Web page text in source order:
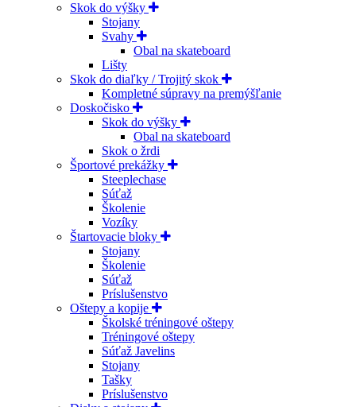
Skok do výšky
Stojany
Svahy
Obal na skateboard
Lišty
Skok do diaľky / Trojitý skok
Kompletné súpravy na premýšľanie
Doskočisko
Skok do výšky
Obal na skateboard
Skok o žrdi
Športové prekážky
Steeplechase
Súťaž
Školenie
Vozíky
Štartovacie bloky
Stojany
Školenie
Súťaž
Príslušenstvo
Oštepy a kopije
Školské tréningové oštepy
Tréningové oštepy
Súťaž Javelins
Stojany
Tašky
Príslušenstvo